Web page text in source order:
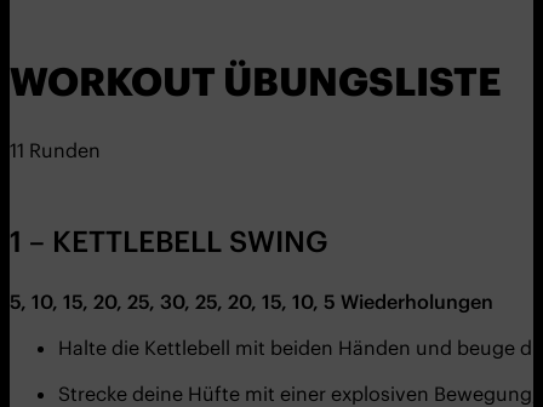
WORKOUT ÜBUNGSLISTE
11 Runden
1 – KETTLEBELL SWING
5, 10, 15, 20, 25, 30, 25, 20, 15, 10, 5 Wiederholungen
Halte die Kettlebell mit beiden Händen und beuge
Strecke deine Hüfte mit einer explosiven